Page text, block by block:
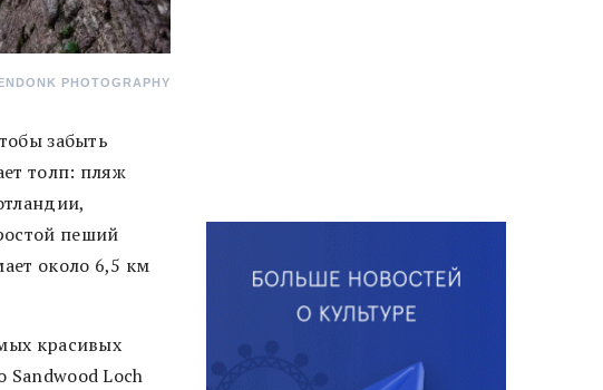
PHOTOGRAPHY
забыть
толп: пляж
пеший
около 6,5 км
красивых
Loch